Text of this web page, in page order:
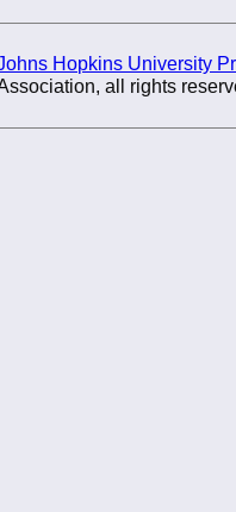
Hopkins University
all rights